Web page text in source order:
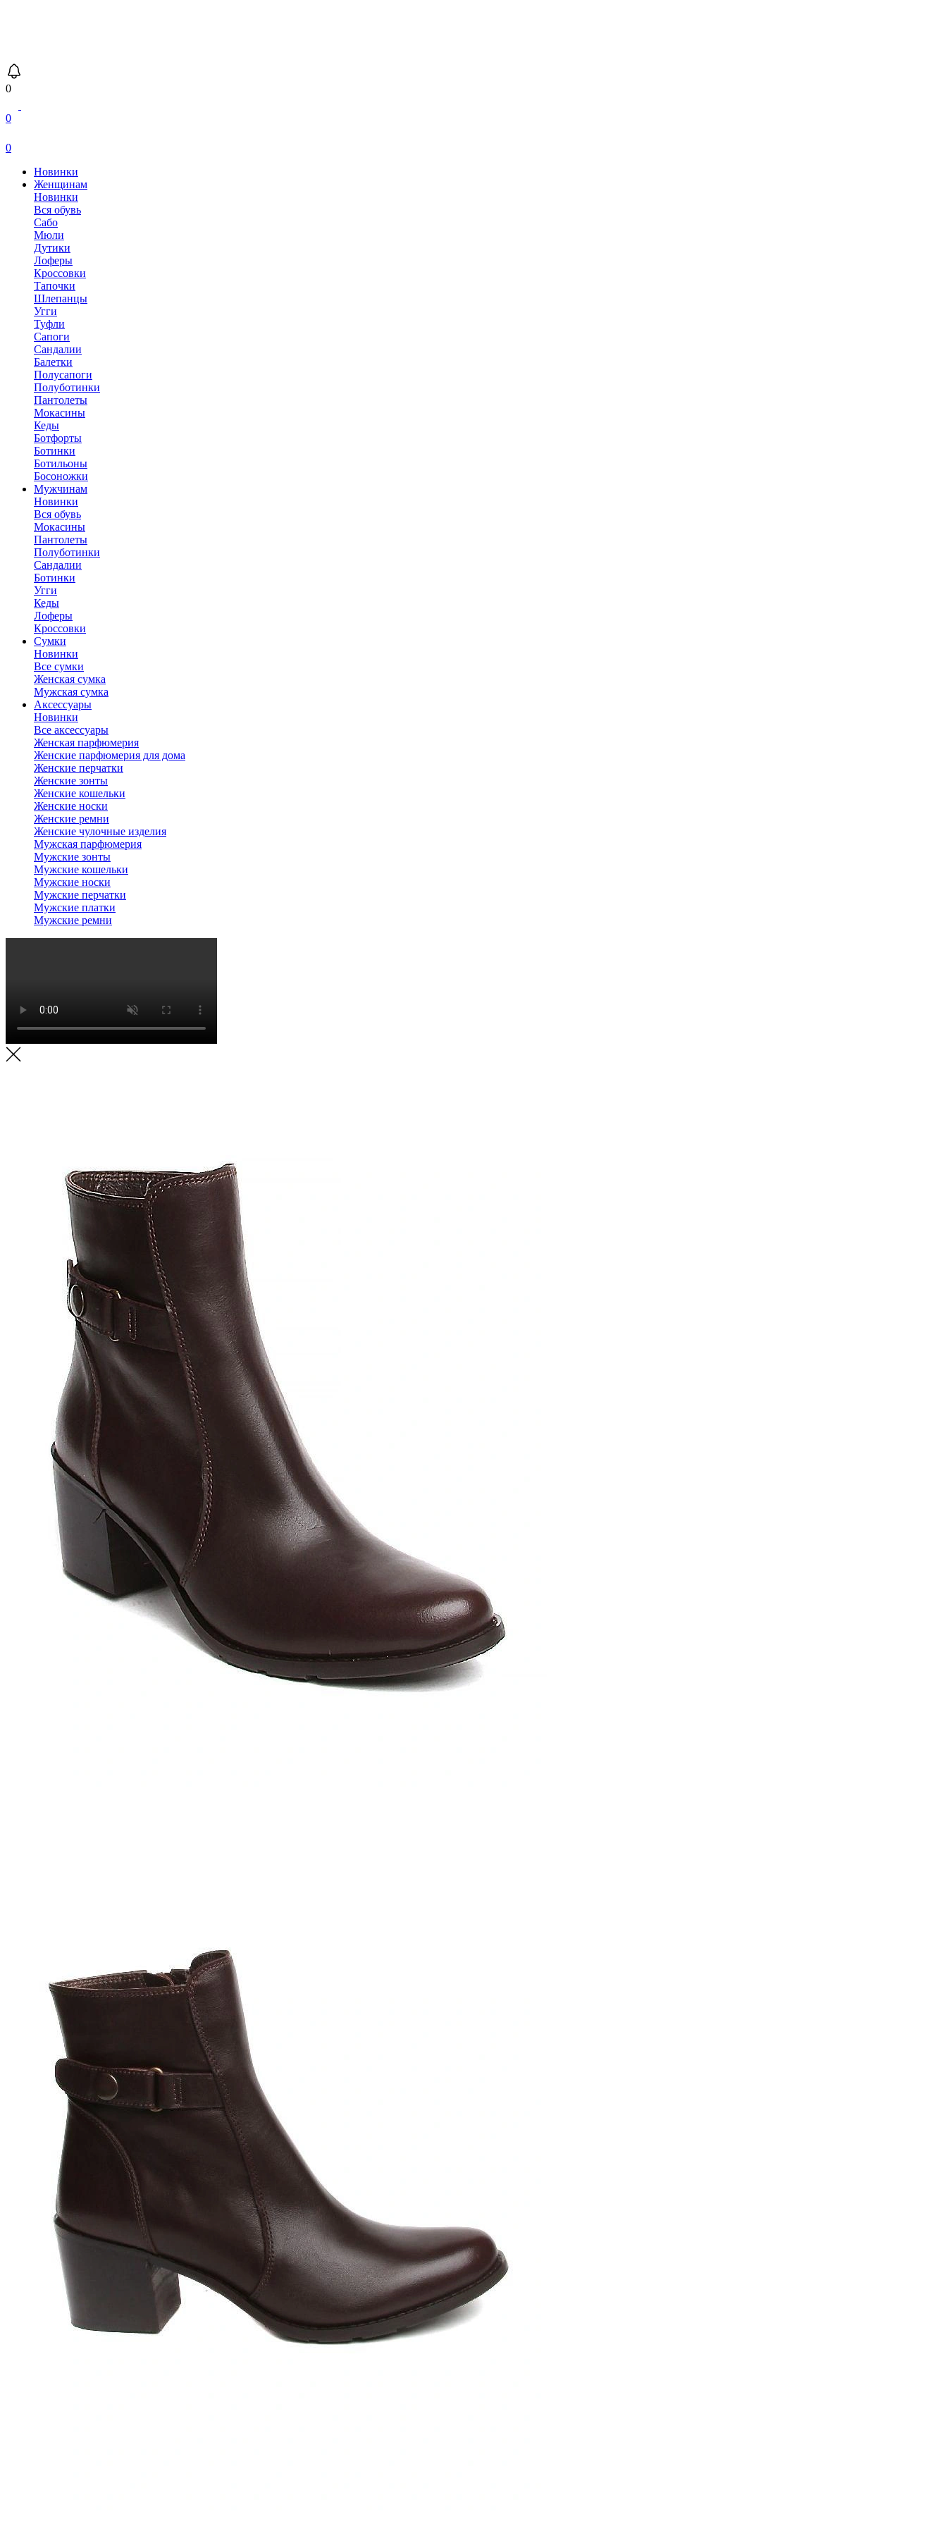
0
0
0
Новинки
Женщинам
Новинки
Вся обувь
Сабо
Мюли
Дутики
Лоферы
Кроссовки
Тапочки
Шлепанцы
Угги
Туфли
Сапоги
Сандалии
Балетки
Полусапоги
Полуботинки
Пантолеты
Мокасины
Кеды
Ботфорты
Ботинки
Ботильоны
Босоножки
Мужчинам
Новинки
Вся обувь
Мокасины
Пантолеты
Полуботинки
Сандалии
Ботинки
Угги
Кеды
Лоферы
Кроссовки
Сумки
Новинки
Все сумки
Женская сумка
Мужская сумка
Аксессуары
Новинки
Все аксессуары
Женская парфюмерия
Женские парфюмерия для дома
Женские перчатки
Женские зонты
Женские кошельки
Женские носки
Женские ремни
Женские чулочные изделия
Мужская парфюмерия
Мужские зонты
Мужские кошельки
Мужские носки
Мужские перчатки
Мужские платки
Мужские ремни